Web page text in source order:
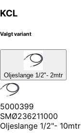
KCL
Valgt variant
Oljeslange 1/2"- 2mtr
5000399
SMØ236211000
Oljeslange 1/2"- 10mtr